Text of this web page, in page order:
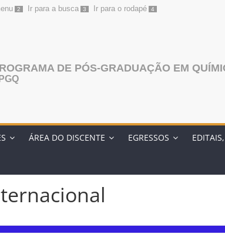
2 Ir para a busca 3 Ir para o rodapé 4
DE PÓS-GRADUAÇÃO EM
ÁREA DO DISCENTE EGRESSOS